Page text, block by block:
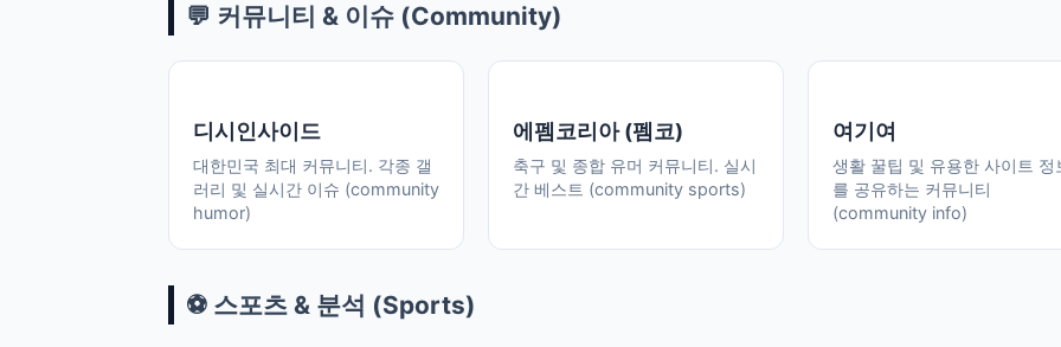
💬 커뮤니티 & 이슈 (Community)
디시인사이드
대한민국 최대 커뮤니티. 각종 갤
러리 및 실시간 이슈 (community
humor)
에펨코리아 (펨코)
축구 및 종합 유머 커뮤니티. 실시
간 베스트 (community sports)
여기여
생활 꿀팁 및 유용한 사이트 정
를 공유하는 커뮤니티
(community info)
⚽ 스포츠 & 분석 (Sports)